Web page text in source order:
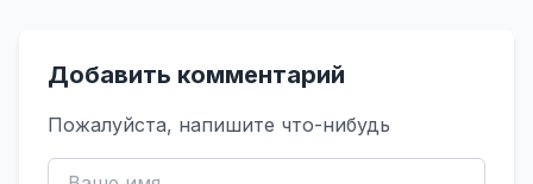
Добавить комментарий
Пожалуйста, напишите что-нибудь